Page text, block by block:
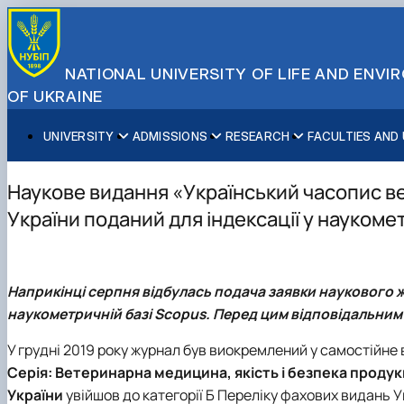
NATIONAL UNIVERSITY OF LIFE AND
OF UKRAINE
UNIVERSITY
About NUBiP
Campus & Facilities
Distinguished Community
ADMISSIONS
Academic Programs
International Student Support
About Ukraine and Kyiv
RESEARCH
Research Excellence
Projects
Publications & Journals
Science for Business
FACULTIES AND
Educational and Research Institutes
Educational & Research Farms
Research Institutes
Partnerships
Erasmus+ Mobility
International Relations Office
Faculties and Units
Press Service
Наукове видання «Український часопис
України поданий для індексації у
Наприкінці серпня відбулась подача заявки
наукометричній базі Scopus. Перед цим
У грудні 2019 року журнал був виокремлений у самостійне
Серія: Ветеринарна медицина, якість і безпека
Україниувійшов до категорії Б Переліку фахових